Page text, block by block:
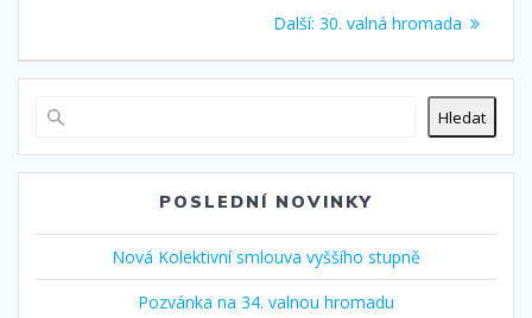
pro
příspěvek
Další: Další
30. valná hromada
Hledat
POSLEDNÍ NOVINKY
Nová Kolektivní smlouva vyššího stupně
Pozvánka na 34. valnou hromadu